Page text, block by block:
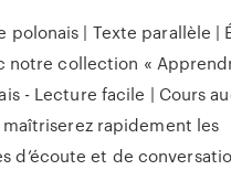
polonais | Texte parallèle |
notre collection «
- Lecture facile | Cours
rapidement les
d’écoute et de